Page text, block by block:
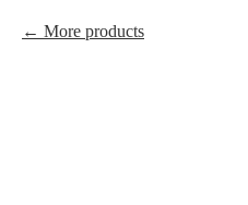
More products